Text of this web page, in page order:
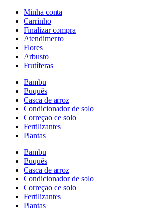
Minha conta
Carrinho
Finalizar compra
Atendimento
Flores
Arbusto
Frutíferas
Bambu
Buquês
Casca de arroz
Condicionador de solo
Correçao de solo
Fertilizantes
Plantas
Bambu
Buquês
Casca de arroz
Condicionador de solo
Correçao de solo
Fertilizantes
Plantas